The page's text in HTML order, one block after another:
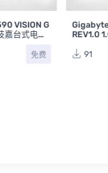
VISION G
嘉台式电脑
免费
REV1.0
91